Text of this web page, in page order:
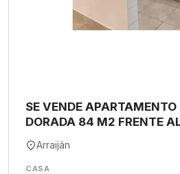
SE VENDE
DORADA 84 M2 FRENTE
Arraiján
CASA